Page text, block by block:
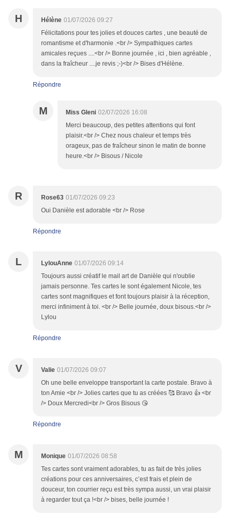
H Hélène 01/07/2026 09:27
Félicitations pour tes jolies et douces cartes , une beauté de
romantisme et d'harmonie .<br /> Sympathiques cartes
amicales reçues ....<br /> Bonne journée , ici , bien agréable ,
dans la fraîcheur ....je revis ;-)<br /> Bises d'Hélène.
Répondre
M Miss Gleni 02/07/2026 16:08
Merci beaucoup, des petites attentions qui font
plaisir.<br /> Chez nous chaleur et temps très
orageux, pas de fraîcheur sinon le matin de bonne
heure.<br /> Bisous / Nicole
R Rose63 01/07/2026 09:23
Oui Danièle est adorable <br /> Rose
Répondre
L LylouAnne 01/07/2026 09:14
Toujours aussi créatif le mail art de Danièle qui n'oublie
jamais personne. Tes cartes le sont également Nicole, tes
cartes sont magnifiques et font toujours plaisir à la réception,
merci infiniment à toi. <br /> Belle journée, doux bisous.<br />
Lylou
Répondre
V Valie 01/07/2026 09:07
Oh une belle enveloppe transportant la carte postale. Bravo à
ton Amie <br /> Jolies cartes que tu as créées 🥰 Bravo 👍 <br
/> Doux Mercredi<br /> Gros Bisous 😘
Répondre
M Monique 01/07/2026 08:58
Tes cartes sont vraiment adorables, tu as fait de très jolies
créations pour ces anniversaires, c’est frais et plein de
douceur, ton courrier reçu est très sympa aussi, un vrai plaisir
à regarder tout ça !<br /> bises, belle journée !